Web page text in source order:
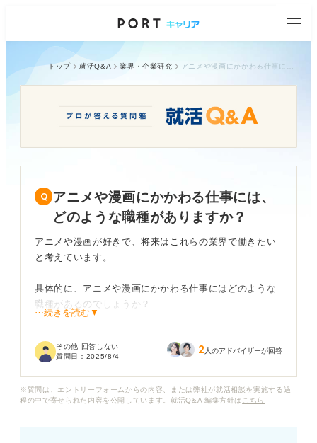
トップ 就活Q&A 業界・企業研究
アニメや漫画にかかわる仕事には、
どのような職種がありますか？
アニメや漫画が好きで、将来はこれらの業界で働きたい
と考えています。
具体的に、アニメや漫画にかかわる仕事にはどのような
職種があるのでしょうか？
家のようなクリエイティブ職以外にもかかわれる仕事が
それぞれの職種に就くために必要なスキルや、未経験か
⋯続きを読む▼
その他 回答しない
質問日： 2025/8/4 2 人のアドバイザーが回答
※質問は、エントリーフォームからの内容、または弊社が就活相談を実施する過
程の中で寄せられた内容を公開しています。就活Q&A 編集方針は こちら